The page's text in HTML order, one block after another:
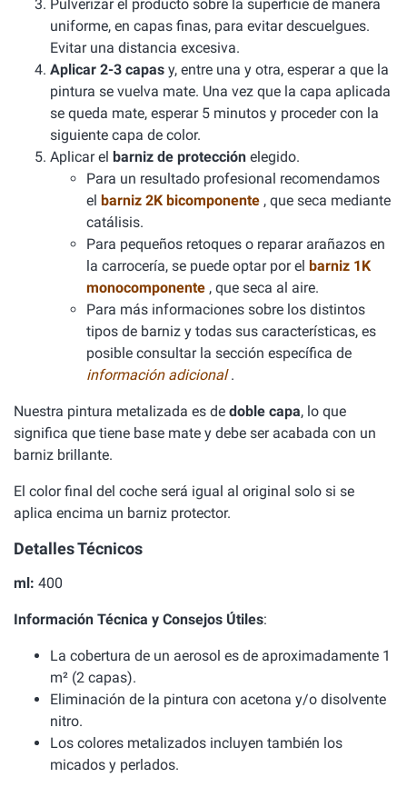
Pulverizar el producto sobre la superficie de manera
uniforme, en capas finas, para evitar descuelgues.
Evitar una distancia excesiva.
Aplicar 2-3 capas y, entre una y otra, esperar a que la
pintura se vuelva mate. Una vez que la capa aplicada
se queda mate, esperar 5 minutos y proceder con la
siguiente capa de color.
Aplicar el barniz de protección elegido.
Para un resultado profesional recomendamos
el barniz 2K bicomponente , que seca mediante
catálisis.
Para pequeños retoques o reparar arañazos en
la carrocería, se puede optar por el barniz 1K
monocomponente , que seca al aire.
Para más informaciones sobre los distintos
tipos de barniz y todas sus características, es
posible consultar la sección específica de
información adicional.
Nuestra pintura metalizada es de doble capa, lo que
significa que tiene base mate y debe ser acabada con un
barniz brillante.
El color final del coche será igual al original solo si se
aplica encima un barniz protector.
Detalles Técnicos
ml: 400
Información Técnica y Consejos Útiles:
La cobertura de un aerosol es de aproximadamente 1
m² (2 capas).
Eliminación de la pintura con acetona y/o disolvente
nitro.
Los colores metalizados incluyen también los
micados y perlados.